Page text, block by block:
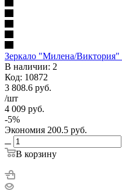
Зеркало "Милена/
В наличии: 2
Код: 10872
3 808.6 руб.
/шт
4 009 руб.
-5%
Экономия 200.5 руб.
В корзину